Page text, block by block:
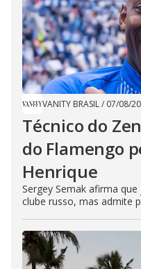
VANITY BRASIL/ 07/08/
Técnico do
do Flamengo
Henrique
Sergey Semak afirma
clube russo, mas admite